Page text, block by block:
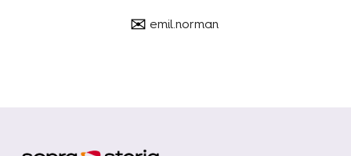
✉ emil.norman